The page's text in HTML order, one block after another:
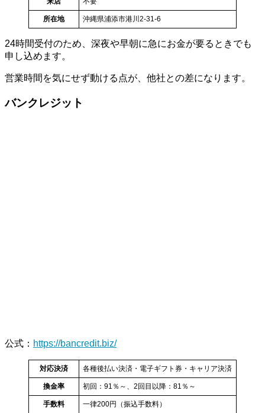
所在地 沖縄県浦添市港川2-31-6
24時間受付のため、深夜や早朝に急にお金が要るときでも
申し込めます。
営業時間を気にせず動ける点が、他社との差になります。
バンクレジット
公式 ： https://bancredit.biz/
対応決済 各種後払い決済・電子ギフト券・キャリア決済
換金率 初回：91％～、2回目以降：81％～
手数料 一律200円（振込手数料）